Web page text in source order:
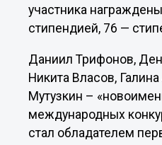
участника
стипендией, 76 —
Даниил Трифонов,
Никита Власов,
Мутузкин –
международных
стал обладателем